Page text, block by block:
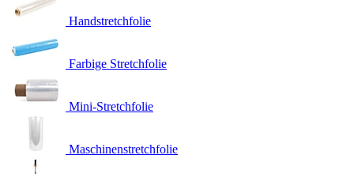
Handstretchfolie
Farbige Stretchfolie
Mini-Stretchfolie
Maschinenstretchfolie